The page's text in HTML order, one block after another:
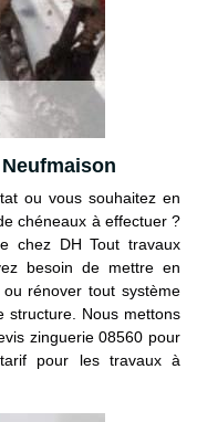
ou vous souhaitez en
chéneaux à effectuer ?
chez DH Tout travaux
besoin de mettre en
rénover tout système
structure. Nous mettons
zinguerie 08560 pour
pour les travaux à